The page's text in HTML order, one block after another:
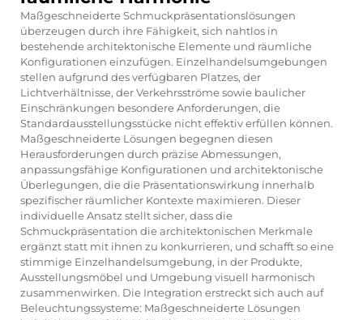
Maßgeschneiderte Schmuckpräsentationslösungen
überzeugen durch ihre Fähigkeit, sich nahtlos in
bestehende architektonische Elemente und räumliche
Konfigurationen einzufügen. Einzelhandelsumgebungen
stellen aufgrund des verfügbaren Platzes, der
Lichtverhältnisse, der Verkehrsströme sowie baulicher
Einschränkungen besondere Anforderungen, die
Standardausstellungsstücke nicht effektiv erfüllen können.
Maßgeschneiderte Lösungen begegnen diesen
Herausforderungen durch präzise Abmessungen,
anpassungsfähige Konfigurationen und architektonische
Überlegungen, die die Präsentationswirkung innerhalb
spezifischer räumlicher Kontexte maximieren. Dieser
individuelle Ansatz stellt sicher, dass die
Schmuckpräsentation die architektonischen Merkmale
ergänzt statt mit ihnen zu konkurrieren, und schafft so eine
stimmige Einzelhandelsumgebung, in der Produkte,
Ausstellungsmöbel und Umgebung visuell harmonisch
zusammenwirken. Die Integration erstreckt sich auch auf
Beleuchtungssysteme: Maßgeschneiderte Lösungen